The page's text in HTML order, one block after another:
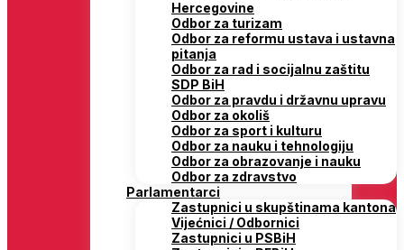
Hercegovine
Odbor za turizam
Odbor za reformu ustava i ustavna
pitanja
Odbor za rad i socijalnu zaštitu
SDP BiH
Odbor za pravdu i državnu upravu
Odbor za okoliš
Odbor za sport i kulturu
Odbor za nauku i tehnologiju
Odbor za obrazovanje i nauku
Odbor za zdravstvo
Parlamentarci
Zastupnici u skupštinama kantona
Vijećnici / Odbornici
Zastupnici u PSBiH